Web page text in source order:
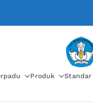
Produk Standar